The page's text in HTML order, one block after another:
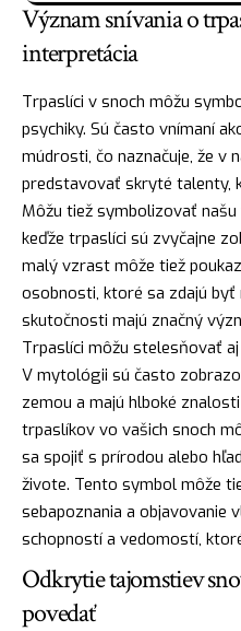
Význam snívania o
interpretácia
Trpaslíci v snoch môžu
psychiky. Sú často vnímaní
múdrosti, čo naznačuje, že v
predstavovať skryté talenty,
Môžu tiež symbolizovať
keďže trpaslíci sú zvyčajne
malý vzrast môže tiež
osobnosti, ktoré sa zdajú byť
skutočnosti majú značný
Trpaslíci môžu stelesňovať
V mytológii sú často
zemou a majú hlboké
trpaslíkov vo vašich snoch
sa spojiť s prírodou alebo
živote. Tento symbol môže
sebapoznania a objavovanie
schopností a vedomostí,
Odkrytie tajomstiev
povedať